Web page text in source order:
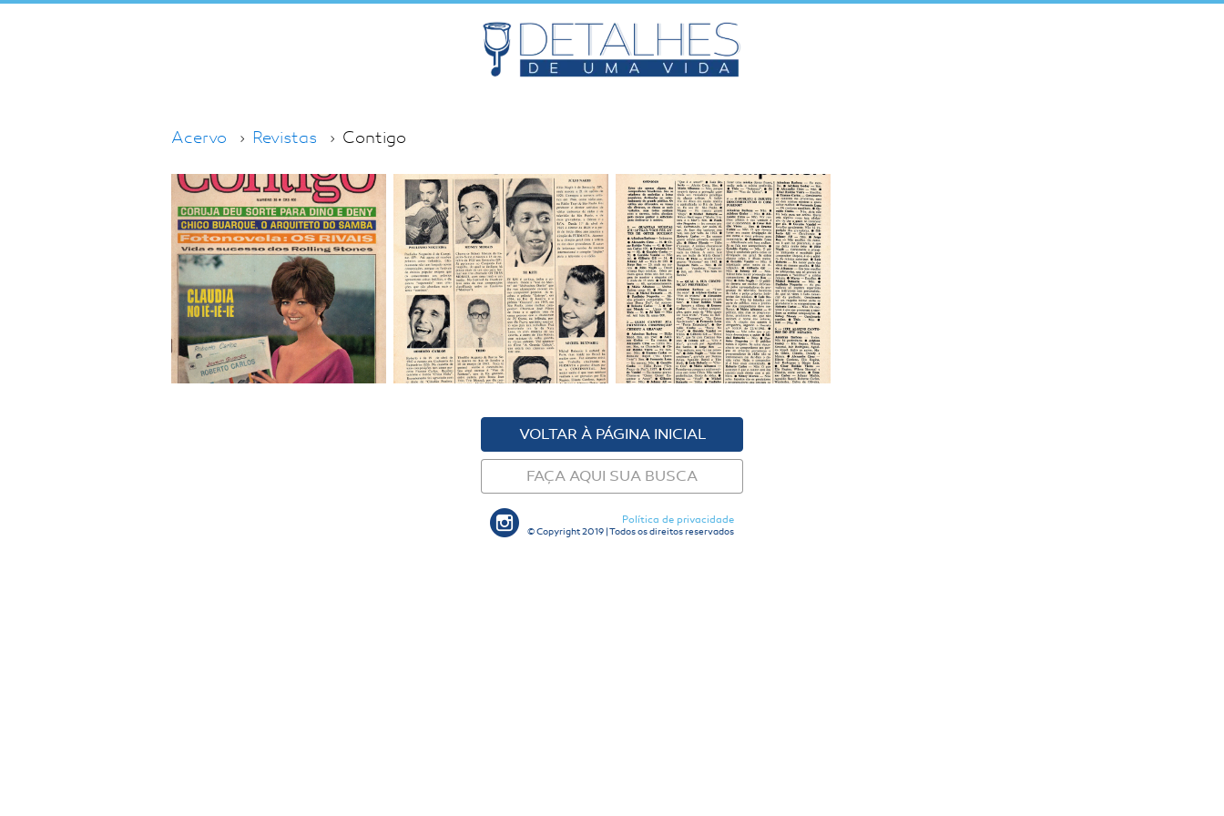
Acervo Revistas Contigo
VOLTAR À PÁGINA INICIAL
FAÇA AQUI SUA BUSCA
Política de privacidade
© Copyright 2019 | Todos os direitos reservados